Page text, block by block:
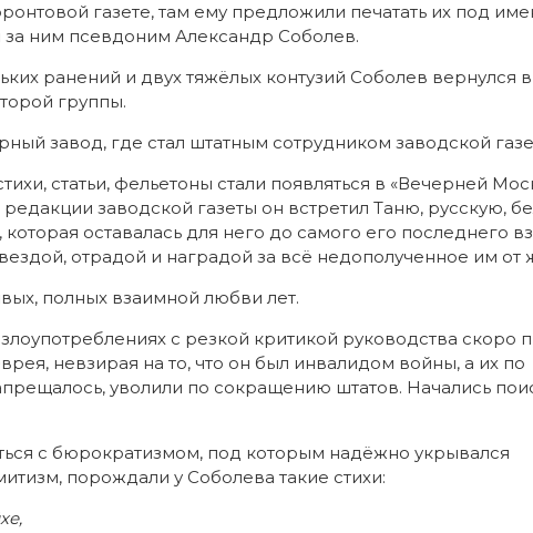
газете, там ему предложили печатать их под
за ним псевдоним Александр Соболев.
ранений и двух тяжёлых контузий Соболев вернулся
группы.
завод, где стал штатным сотрудником заводской
статьи, фельетоны стали появляться в «Вечерней
редакции заводской газеты он встретил Таню, русскую,
оставалась для него до самого его последнего
отрадой и наградой за всё недополученное им от
полных взаимной любви лет.
злоупотреблениях с резкой критикой руководства скоро
невзирая на то, что он был инвалидом войны, а их по
уволили по сокращению штатов. Начались
с бюрократизмом, под которым надёжно укрывался
порождали у Соболева такие стихи: